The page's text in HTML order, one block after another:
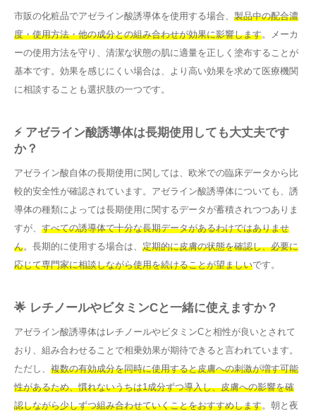
市販の化粧品でアゼライン酸誘導体を使用する場合、 製品中の配合濃
度・使用方法・他の成分との組み合わせが効果に影響します。メーカ
ーの使用方法を守り、清潔な状態の肌に適量を正しく塗布することが
基本です。効果を感じにくい場合は、より高い効果を求めて医療機関
に相談することも選択肢の一つです。
⚡ アゼライン酸誘導体は長期使用しても大丈夫です
か？
アゼライン酸自体の長期使用に関しては、欧米での臨床データから比
較的安全性が確認されています。アゼライン酸誘導体についても、誘
導体の種類によっては長期使用に関するデータが蓄積されつつありま
すが、 すべての誘導体で十分な長期データがあるわけではありませ
ん。長期的に使用する場合は、 定期的に皮膚の状態を確認し、必要に
応じて専門家に相談しながら使用を続けることが望ましいです。
🌟 レチノールやビタミンCと一緒に使えますか？
アゼライン酸誘導体はレチノールやビタミンCと相性が良いとされて
おり、組み合わせることで相乗効果が期待できると言われています。
ただし、 複数の有効成分を同時に使用すると皮膚への刺激が増す可能
性があるため、慣れないうちは1成分ずつ導入し、皮膚への影響を確
認しながら少しずつ組み合わせていくことをおすすめします。朝と夜